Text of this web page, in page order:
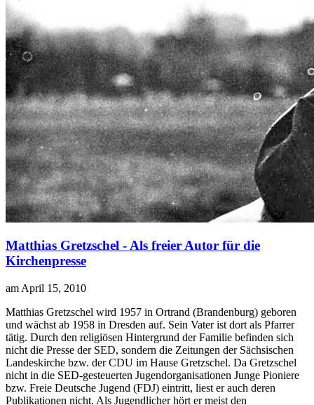
Matthias Gretzschel - Als freier Autor für die
Kirchenpresse
am April 15, 2010
Matthias Gretzschel wird 1957 in Ortrand (Brandenburg) geboren
und wächst ab 1958 in Dresden auf. Sein Vater ist dort als Pfarrer
tätig. Durch den religiösen Hintergrund der Familie befinden sich
nicht die Presse der SED, sondern die Zeitungen der Sächsischen
Landeskirche bzw. der CDU im Hause Gretzschel. Da Gretzschel
nicht in die SED-gesteuerten Jugendorganisationen Junge Pioniere
bzw. Freie Deutsche Jugend (FDJ) eintritt, liest er auch deren
Publikationen nicht. Als Jugendlicher hört er meist den